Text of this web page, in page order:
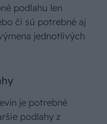
podlahu len
či sú potrebné aj
jednotlivých
je potrebné
podlahy z